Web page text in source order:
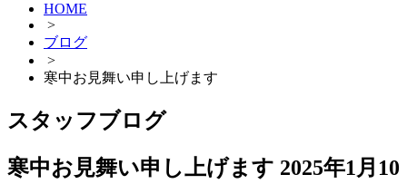
HOME
>
ブログ
>
寒中お見舞い申し上げます
スタッフブログ
寒中お見舞い申し上げます 2025年1月10